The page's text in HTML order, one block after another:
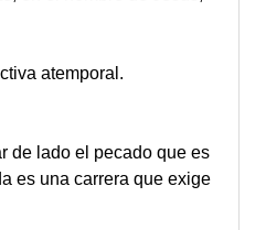
atemporal.
de lado el pecado que es
es una carrera que exige